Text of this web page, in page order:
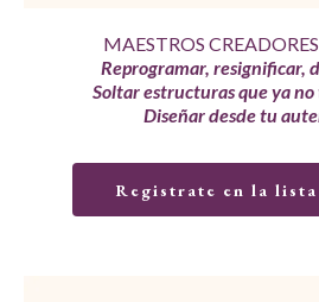
MAESTROS
Reprogramar, resignificar,
Soltar estructuras que ya
Diseñar desde tu
Registrate en la lista